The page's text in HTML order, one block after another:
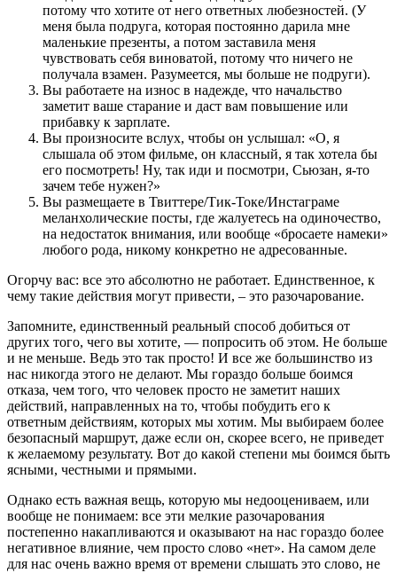
потому что хотите от него ответных любезностей. (У
меня была подруга, которая постоянно дарила мне
маленькие презенты, а потом заставила меня
чувствовать себя виноватой, потому что ничего не
получала взамен. Разумеется, мы больше не подруги).
Вы работаете на износ в надежде, что начальство
заметит ваше старание и даст вам повышение или
прибавку к зарплате.
Вы произносите вслух, чтобы он услышал: «О, я
слышала об этом фильме, он классный, я так хотела бы
его посмотреть! Ну, так иди и посмотри, Сьюзан, я-то
зачем тебе нужен?»
Вы размещаете в Твиттере/Тик-Токе/Инстаграме
меланхолические посты, где жалуетесь на одиночество,
на недостаток внимания, или вообще «бросаете намеки»
любого рода, никому конкретно не адресованные.
Огорчу вас: все это абсолютно не работает. Единственное, к
чему такие действия могут привести, – это разочарование.
Запомните, единственный реальный способ добиться от
других того, чего вы хотите, — попросить об этом. Не больше
и не меньше. Ведь это так просто! И все же большинство из
нас никогда этого не делают. Мы гораздо больше боимся
отказа, чем того, что человек просто не заметит наших
действий, направленных на то, чтобы побудить его к
ответным действиям, которых мы хотим. Мы выбираем более
безопасный маршрут, даже если он, скорее всего, не приведет
к желаемому результату. Вот до какой степени мы боимся быть
ясными, честными и прямыми.
Однако есть важная вещь, которую мы недооцениваем, или
вообще не понимаем: все эти мелкие разочарования
постепенно накапливаются и оказывают на нас гораздо более
негативное влияние, чем просто слово «нет». На самом деле
для нас очень важно время от времени слышать это слово, не